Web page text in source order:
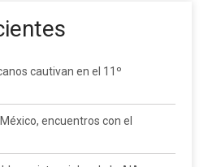
cautivan en el 11º
encuentros con el